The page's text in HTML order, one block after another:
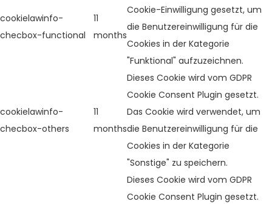
cookielawinfo-
checbox-functional
11
months
Cookie-Einwilligung gesetzt, um
die Benutzereinwilligung für die
Cookies in der Kategorie
"Funktional" aufzuzeichnen.
cookielawinfo-
checbox-others
11
months
Dieses Cookie wird vom GDPR
Cookie Consent Plugin gesetzt.
Das Cookie wird verwendet, um
die Benutzereinwilligung für die
Cookies in der Kategorie
"Sonstige" zu speichern.
Dieses Cookie wird vom GDPR
Cookie Consent Plugin gesetzt.